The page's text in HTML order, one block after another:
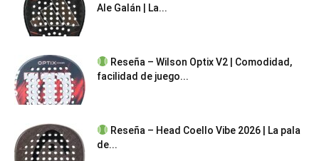
Ale Galán | La...
Reseña – Wilson Optix V2 | Comodidad,
facilidad de juego...
Reseña – Head Coello Vibe 2026 | La pala
de...